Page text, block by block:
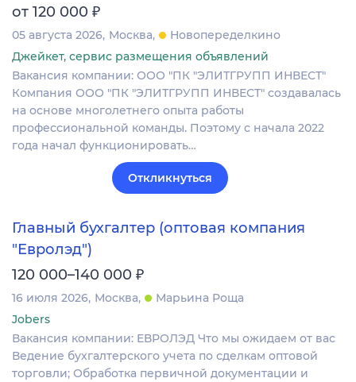
от 120 000 ₽
05 августа 2026 Москва
Новопеределкино
Джейкет, сервис размещения объявлений
Вакансия компании: ООО "ПК "ЭЛИТГРУПП ИНВЕСТ"
Компания ООО "ПК "ЭЛИТГРУПП ИНВЕСТ" создавалась
на основе многолетнего опыта работы
профессиональной команды. Поэтому с начала 2022
года начал функционировать…
Откликнуться
Главный бухгалтер (оптовая компания
"Евролэд")
120 000–140 000 ₽
16 июля 2026 Москва
Марьина Роща
Jobers
Вакансия компании: ЕВРОЛЭД Что мы ожидаем от вас
Ведение бухгалтерского учета по сделкам оптовой
торговли; Обработка первичной документации и